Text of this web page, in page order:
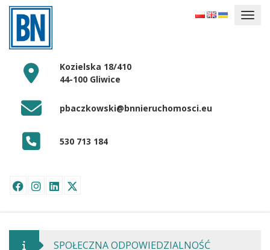
Kozielska 18/410
44-100 Gliwice
pbaczkowski@bnnieruchomosci.eu
530 713 184
SPOŁECZNA ODPOWIEDZIALNOŚĆ